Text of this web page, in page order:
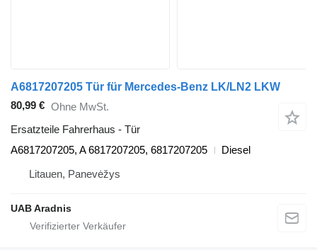
A6817207205 Tür für Mercedes-Benz LK/LN2 LKW
80,99 € Ohne MwSt.
Ersatzteile Fahrerhaus - Tür
A6817207205, A 6817207205, 6817207205
Diesel
Litauen, Panevėžys
UAB Aradnis